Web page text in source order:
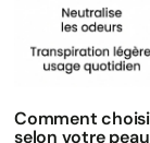
Comment
selon votre